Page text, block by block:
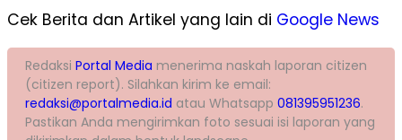
Cek Berita dan Artikel yang lain di Google News
Redaksi Portal Media menerima naskah laporan citizen
(citizen report). Silahkan kirim ke email:
redaksi@portalmedia.id atau Whatsapp 081395951236.
Pastikan Anda mengirimkan foto sesuai isi laporan yang